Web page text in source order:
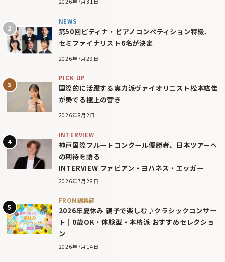
NEWS
第50回ピティナ・ピアノコンペティション特級、
セミファイナリスト6名が決定
2026年7月29日
PICK UP
国際的に活躍する実力派ヴァイオリニスト松本紘佳
が奏でる極上の響き
2026年8月2日
INTERVIEW
神戸国際フルートコンクール優勝者、日本ツアーへ
の期待を語る
INTERVIEW ファビアン・ヨハネス・エッガー
2026年7月28日
FROM編集部
2026年夏休み 親子で楽しむ♪クラシックコンサー
ト｜0歳OK・体験型・本格派 おすすめセレクショ
ン
2026年7月14日